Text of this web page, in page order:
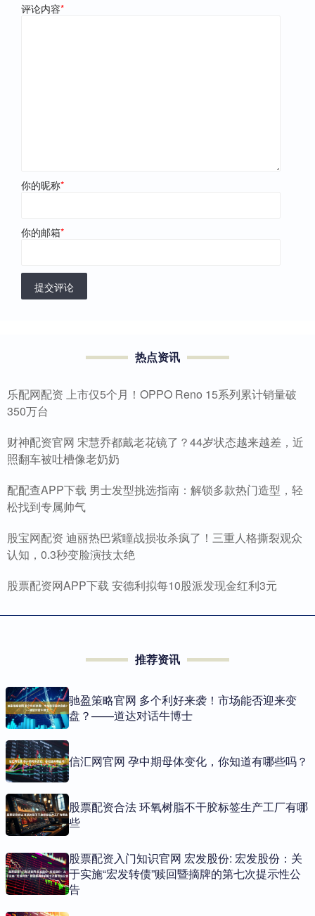
评论内容*
你的昵称*
你的邮箱*
提交评论
热点资讯
乐配网配资 上市仅5个月！OPPO Reno 15系列累计销量破
350万台
财神配资官网 宋慧乔都戴老花镜了？44岁状态越来越差，近
照翻车被吐槽像老奶奶
配配查APP下载 男士发型挑选指南：解锁多款热门造型，轻
松找到专属帅气
股宝网配资 迪丽热巴紫瞳战损妆杀疯了！三重人格撕裂观众
认知，0.3秒变脸演技太绝
股票配资网APP下载 安德利拟每10股派发现金红利3元
推荐资讯
驰盈策略官网 多个利好来袭！市场能否迎来变
盘？——道达对话牛博士
信汇网官网 孕中期母体变化，你知道有哪些吗？
股票配资合法 环氧树脂不干胶标签生产工厂有哪
些
股票配资入门知识官网 宏发股份: 宏发股份：关
于实施“宏发转债”赎回暨摘牌的第七次提示性公
告